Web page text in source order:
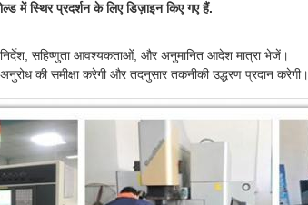
में स्थिर प्रदर्शन के लिए डिज़ाइन किए गए हैं.
सहिष्णुता आवश्यकताओं, और अनुमानित आदेश मात्रा भेजें।
की समीक्षा करेगी और तदनुसार तकनीकी उद्धरण प्रदान करेगी।